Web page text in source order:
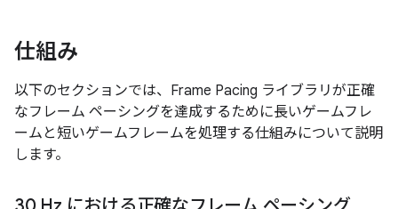
仕組み
以下のセクションでは、Frame Pacing ライブラリが正確
なフレーム ペーシングを達成するために長いゲームフレ
ームと短いゲームフレームを処理する仕組みについて説明
します。